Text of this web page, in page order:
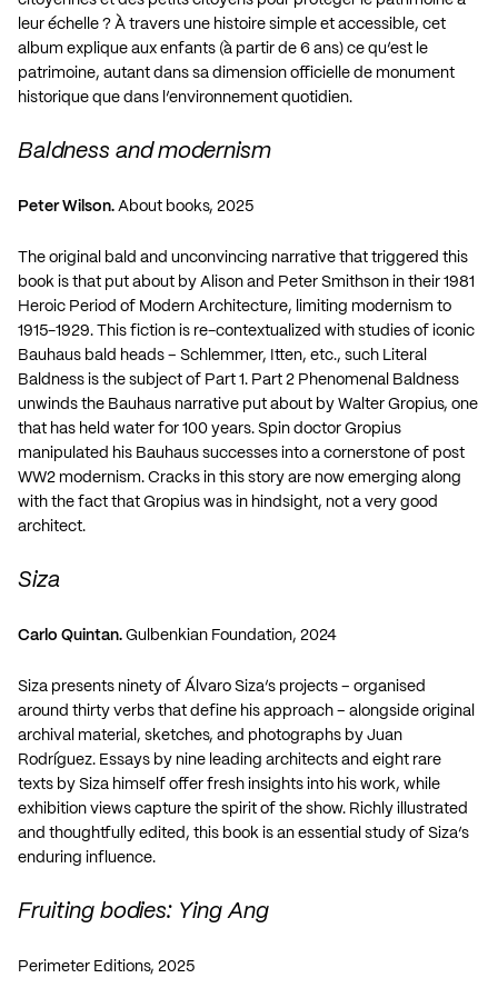
leur échelle ? À travers une histoire simple et accessible, cet
album explique aux enfants (à partir de 6 ans) ce qu’est le
patrimoine, autant dans sa dimension officielle de monument
historique que dans l’environnement quotidien.
Baldness and modernism
Peter Wilson. About books, 2025
The original bald and unconvincing narrative that triggered this
book is that put about by Alison and Peter Smithson in their 1981
Heroic Period of Modern Architecture, limiting modernism to
1915-1929. This fiction is re-contextualized with studies of iconic
Bauhaus bald heads – Schlemmer, Itten, etc., such Literal
Baldness is the subject of Part 1. Part 2 Phenomenal Baldness
unwinds the Bauhaus narrative put about by Walter Gropius, one
that has held water for 100 years. Spin doctor Gropius
manipulated his Bauhaus successes into a cornerstone of post
WW2 modernism. Cracks in this story are now emerging along
with the fact that Gropius was in hindsight, not a very good
architect.
Siza
Carlo Quintan. Gulbenkian Foundation, 2024
Siza presents ninety of Álvaro Siza’s projects – organised
around thirty verbs that define his approach – alongside original
archival material, sketches, and photographs by Juan
Rodríguez. Essays by nine leading architects and eight rare
texts by Siza himself offer fresh insights into his work, while
exhibition views capture the spirit of the show. Richly illustrated
and thoughtfully edited, this book is an essential study of Siza’s
enduring influence.
Fruiting bodies: Ying Ang
Perimeter Editions, 2025